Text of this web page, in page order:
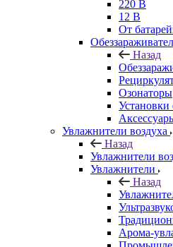
220 В
12 В
От
Назад
Озонаторы
Установки
Увлажнители воздуха
Назад
Увлажнители
Увлажнители
Назад
Арома-